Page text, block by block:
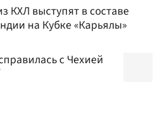
КХЛ выступят в составе
на Кубке «Карьялы»
с Чехией